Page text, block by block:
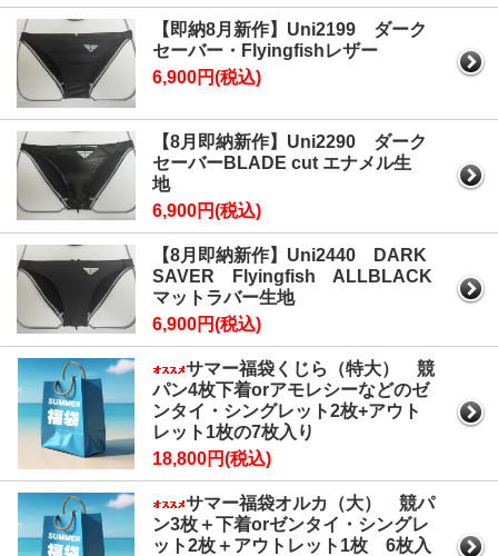
【即納8月新作】Uni2199 ダーク
セーバー・Flyingfishレザー
6,900円(税込)
【8月即納新作】Uni2290 ダーク
セーバーBLADE cut エナメル生
地
6,900円(税込)
【8月即納新作】Uni2440 DARK
SAVER Flyingfish ALLBLACK
マットラバー生地
6,900円(税込)
サマー福袋くじら（特大） 競
パン4枚下着orアモレシーなどのゼ
ンタイ・シングレット2枚+アウト
レット1枚の7枚入り
18,800円(税込)
サマー福袋オルカ（大） 競パ
ン3枚＋下着orゼンタイ・シングレ
ット2枚＋アウトレット1枚 6枚入